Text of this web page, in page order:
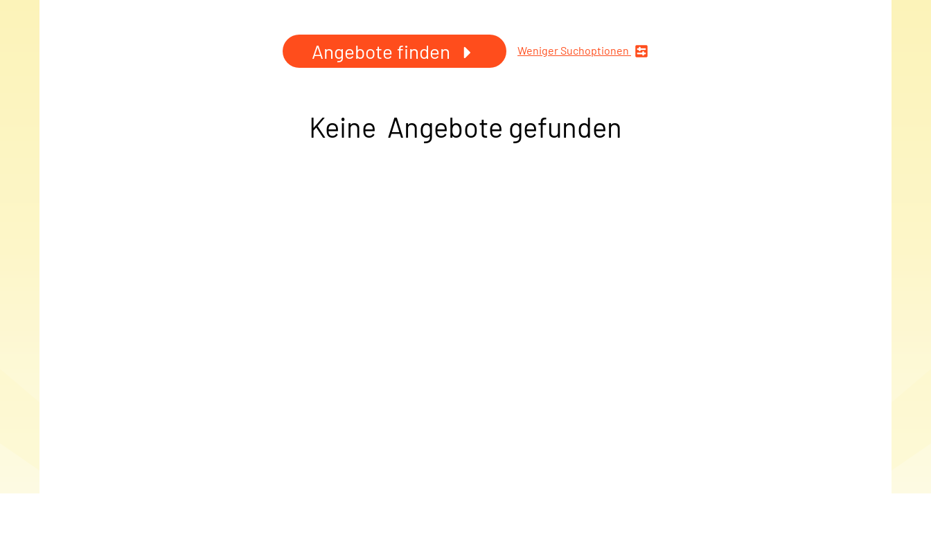
Angebote finden Weniger Suchoptionen
Keine Angebote gefunden